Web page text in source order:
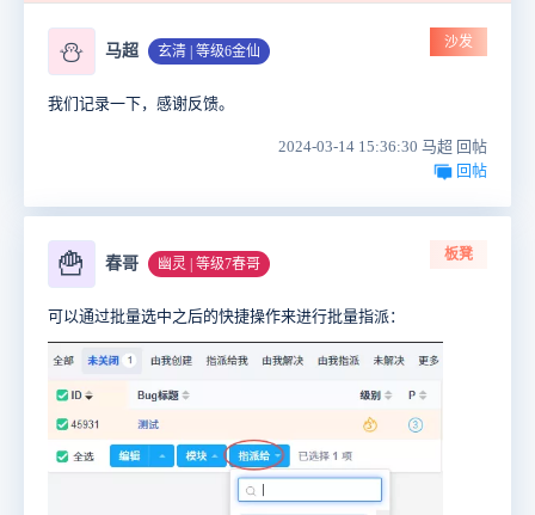
⛄ 马超 玄清 | 等级6金仙
沙发
我们记录一下，感谢反馈。
2024-03-14 15:36:30 马超 回帖
回帖
🍟 春哥 幽灵 | 等级7春哥
板凳
可以通过批量选中之后的快捷操作来进行批量指派：